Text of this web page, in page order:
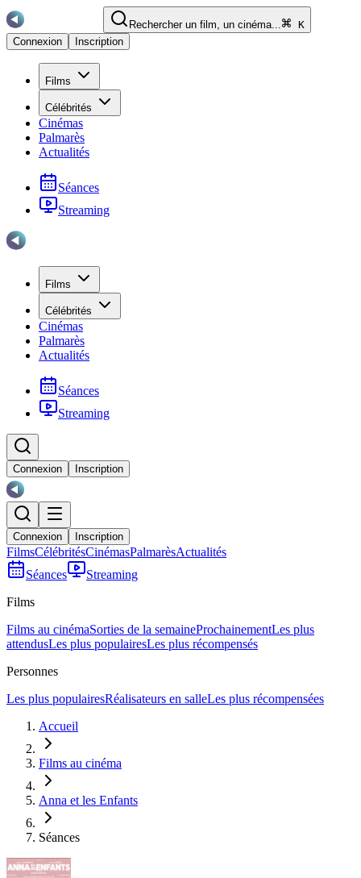
Rechercher un film, un cinéma...
K
Connexion
Inscription
Films
Célébrités
Cinémas
Palmarès
Actualités
Séances
Streaming
Films
Célébrités
Cinémas
Palmarès
Actualités
Séances
Streaming
Connexion Inscription
Connexion Inscription
FilmsCélébritésCinémasPalmarèsActualités
Séances
Streaming
Films
Films au cinémaSorties de la semaineProchainementLes plus
attendusLes plus populairesLes plus récompensés
Personnes
Les plus populairesRéalisateurs en salleLes plus récompensées
Accueil
Films au cinéma
Anna et les Enfants
Séances